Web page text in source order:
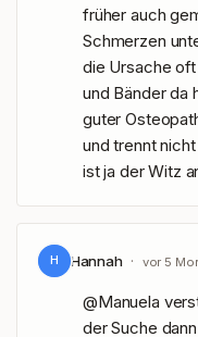
früher auch
Schmerzen
die Ursache
und Bänder da
guter
und trennt
ist ja der Witz
H Hannah · vor 5
@Manuela
der Suche